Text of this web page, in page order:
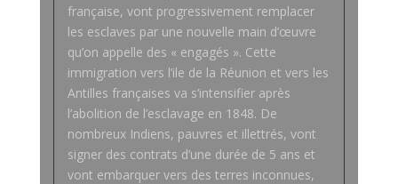
française, vont progressivement remplacer
les esclaves par une nouvelle main d’œuvre
qu’on appelle des « engagés ». Cette
immigration vers l’ile de la Réunion et vers les
Antilles françaises va s’intensifier après
l’abolition de l’esclavage en 1848. De
nombreux Indiens, pauvres et illettrés, vont
signer des contrats d’une durée de 5 ans et
vont embarquer vers des terres inconnues,